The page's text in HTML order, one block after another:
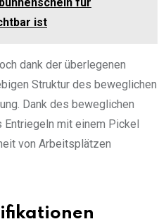
ist
dank der überlegenen
Struktur des beweglichen
Dank des beweglichen
mit einem Pickel
von Arbeitsplätzen